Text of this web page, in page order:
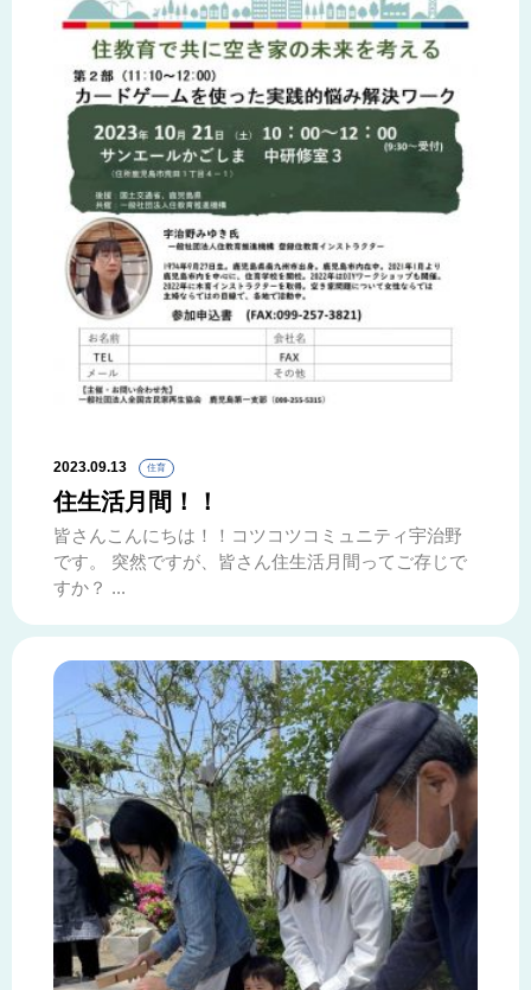
2023.09.13 住育
住生活月間！！
皆さんこんにちは！！コツコツコミュニティ宇治野
です。 突然ですが、皆さん住生活月間ってご存じで
すか？ ...